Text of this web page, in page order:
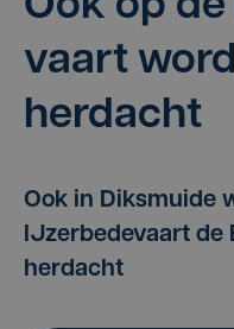
vaart
herdacht
Ook in Diksmuide
IJzerbedevaart de
herdacht